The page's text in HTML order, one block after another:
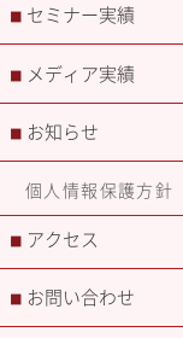
■ セミナー実績
■ メディア実績
■ お知らせ
個人情報保護方針
■ アクセス
■ お問い合わせ